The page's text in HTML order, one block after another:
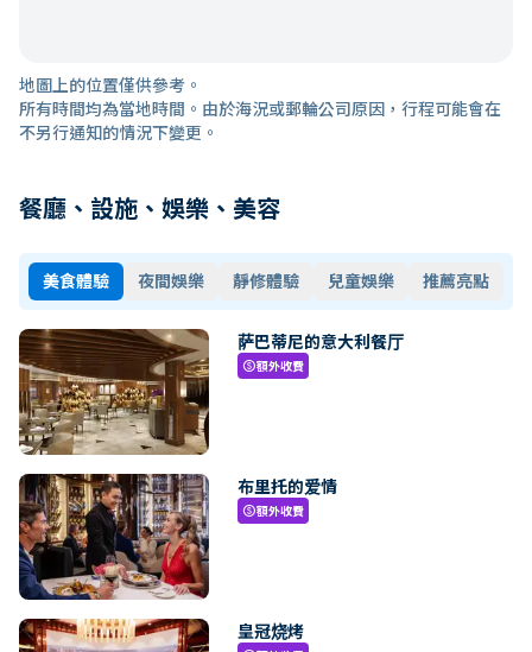
地圖上的位置僅供參考。
所有時間均為當地時間。由於海況或郵輪公司原因，行程可能會在
不另行通知的情況下變更。
餐廳、設施、娛樂、美容
美食體驗 夜間娛樂 靜修體驗 兒童娛樂 推薦亮點
萨巴蒂尼的意大利餐厅
paid額外收費
布里托的爱情
paid額外收費
皇冠烧烤